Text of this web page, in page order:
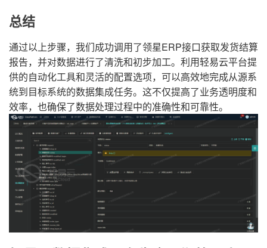
总结
通过以上步骤，我们成功调用了领星ERP接口获取发货结算
报告，并对数据进行了清洗和初步加工。利用轻易云平台提
供的自动化工具和灵活的配置选项，可以高效地完成从源系
统到目标系统的数据集成任务。这不仅提高了业务透明度和
效率，也确保了数据处理过程中的准确性和可靠性。